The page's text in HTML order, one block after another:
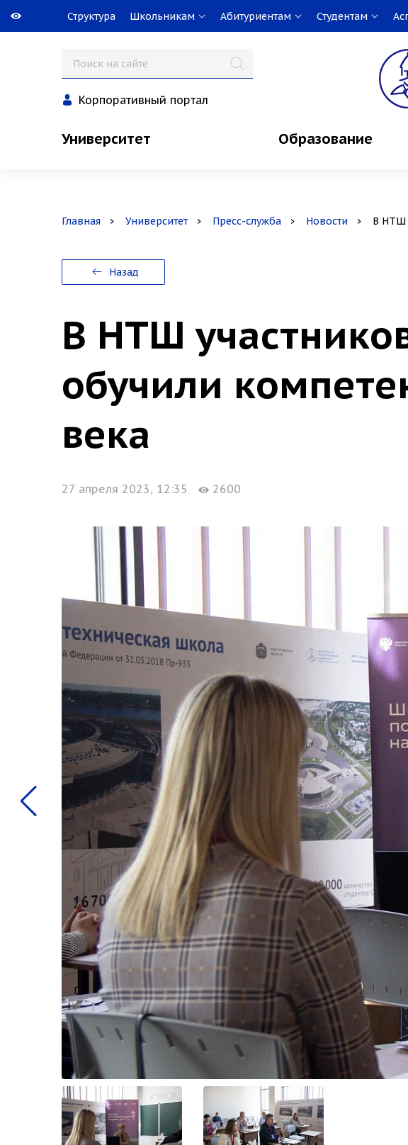
Структура Школьникам Абитуриентам Студентам
Корпоративный портал
Университет Образование
Главная Университет Пресс-служба Новости В НТШ
Назад
В НТШ
обучили
века
27 апреля 2023, 12:35 2600